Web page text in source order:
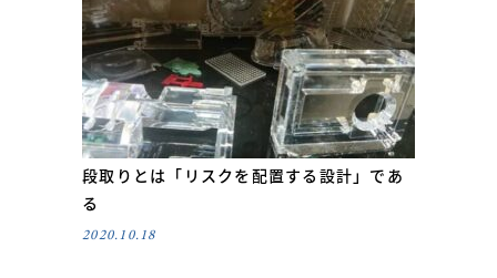
段取りとは「リスクを配置する設計」であ
る
2020.10.18